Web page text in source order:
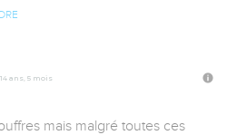
ans, 5 mois
mais malgré toutes ces